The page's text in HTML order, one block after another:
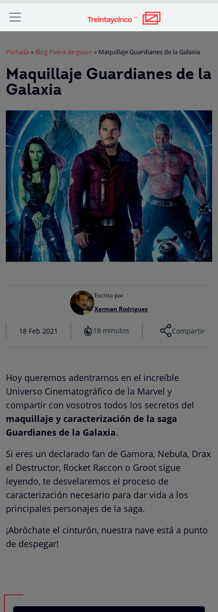
Portada » Blog Fuera de guion » Maquillaje Guardianes de la Galaxia
Maquillaje Guardianes de la
Galaxia
Escrito por
Xerman Rodriguez
18 Feb 2021 18 minutos Compartir
Hoy queremos adentrarnos en el increíble
Universo Cinematográfico de la Marvel y
compartir con vosotros todos los secretos del
maquillaje y caracterización de la saga
Guardianes de la Galaxia.
Si eres un declarado fan de Gamora, Nebula, Drax
el Destructor, Rocket Raccon o Groot sigue
leyendo, te desvelaremos el proceso de
caracterización necesario para dar vida a los
principales personajes de la saga.
¡Abróchate el cinturón, nuestra nave está a punto
de despegar!